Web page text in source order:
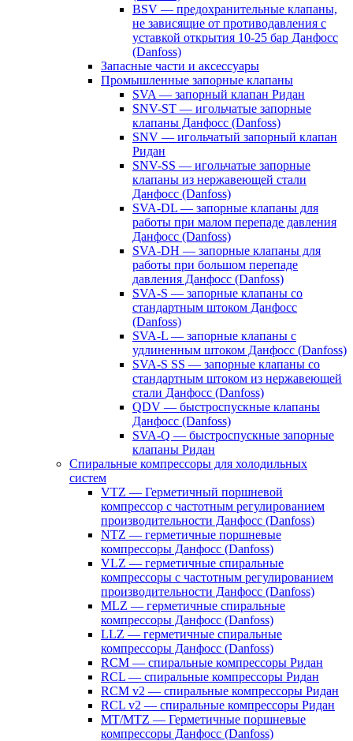
BSV — предохранительные клапаны,
не зависящие от противодавления с
уставкой открытия 10-25 бар Данфосс
(Danfoss)
Запасные части и аксессуары
Промышленные запорные клапаны
SVA — запорный клапан Ридан
SNV-ST — игольчатые запорные
клапаны Данфосс (Danfoss)
SNV — игольчатый запорный клапан
Ридан
SNV-SS — игольчатые запорные
клапаны из нержавеющей стали
Данфосс (Danfoss)
SVA-DL — запорные клапаны для
работы при малом перепаде давления
Данфосс (Danfoss)
SVA-DH — запорные клапаны для
работы при большом перепаде
давления Данфосс (Danfoss)
SVA-S — запорные клапаны со
стандартным штоком Данфосс
(Danfoss)
SVA-L — запорные клапаны с
удлиненным штоком Данфосс (Danfoss)
SVA-S SS — запорные клапаны со
стандартным штоком из нержавеющей
стали Данфосс (Danfoss)
QDV — быстроспускные клапаны
Данфосс (Danfoss)
SVA-Q — быстроспускные запорные
клапаны Ридан
Спиральные компрессоры для холодильных
систем
VTZ — Герметичный поршневой
компрессор с частотным регулированием
производительности Данфосс (Danfoss)
NTZ — герметичные поршневые
компрессоры Данфосс (Danfoss)
VLZ — герметичные спиральные
компрессоры с частотным регулированием
производительности Данфосс (Danfoss)
MLZ — герметичные спиральные
компрессоры Данфосс (Danfoss)
LLZ — герметичные спиральные
компрессоры Данфосс (Danfoss)
RCM — спиральные компрессоры Ридан
RCL — спиральные компрессоры Ридан
RCM v2 — спиральные компрессоры Ридан
RCL v2 — спиральные компрессоры Ридан
MT/MTZ — Герметичные поршневые
компрессоры Данфосс (Danfoss)